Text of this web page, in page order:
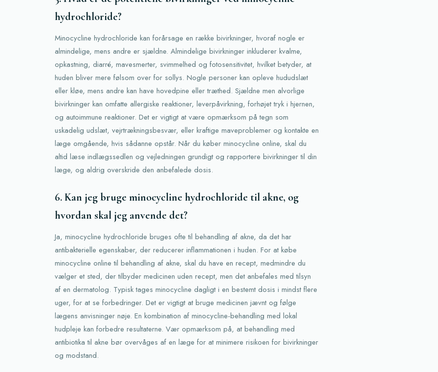
hydrochloride?
Minocycline hydrochloride kan forårsage en række bivirkninger, hvoraf nogle er
almindelige, mens andre er sjældne. Almindelige bivirkninger inkluderer kvalme,
opkastning, diarré, mavesmerter, svimmelhed og fotosensitivitet, hvilket betyder, at
huden bliver mere følsom over for sollys. Nogle personer kan opleve hududslæt
eller kløe, mens andre kan have hovedpine eller træthed. Sjældne men alvorlige
bivirkninger kan omfatte allergiske reaktioner, leverpåvirkning, forhøjet tryk i hjernen,
og autoimmune reaktioner. Det er vigtigt at være opmærksom på tegn som
uskadelig udslæt, vejrtrækningsbesvær, eller kraftige maveproblemer og kontakte en
læge omgående, hvis sådanne opstår. Når du køber minocycline online, skal du
altid læse indlægssedlen og vejledningen grundigt og rapportere bivirkninger til din
læge, og aldrig overskride den anbefalede dosis.
6. Kan jeg bruge minocycline hydrochloride til akne, og
hvordan skal jeg anvende det?
Ja, minocycline hydrochloride bruges ofte til behandling af akne, da det har
antibakterielle egenskaber, der reducerer inflammationen i huden. For at købe
minocycline online til behandling af akne, skal du have en recept, medmindre du
vælger et sted, der tilbyder medicinen uden recept, men det anbefales med tilsyn
af en dermatolog. Typisk tages minocycline dagligt i en bestemt dosis i mindst flere
uger, for at se forbedringer. Det er vigtigt at bruge medicinen jævnt og følge
lægens anvisninger nøje. En kombination af minocycline-behandling med lokal
hudpleje kan forbedre resultaterne. Vær opmærksom på, at behandling med
antibiotika til akne bør overvåges af en læge for at minimere risikoen for bivirkninger
og modstand.